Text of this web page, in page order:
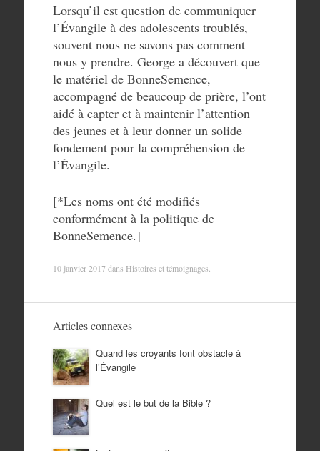
Lorsqu’il est question de communiquer
l’Évangile à des adolescents troublés,
souvent nous ne savons pas comment
nous y prendre. George a découvert que
le matériel de BonneSemence,
accompagné de beaucoup de prière, l’ont
aidé à capter et à maintenir l’attention
des jeunes et à leur donner un solide
fondement pour la compréhension de
l’Évangile.
[*Les noms ont été modifiés
conformément à la politique de
BonneSemence.]
10 janvier 2017 dans Histoires et témoignages
Articles connexes
Quand les croyants font obstacle à
l’Évangile
Quel est le but de la Bible ?